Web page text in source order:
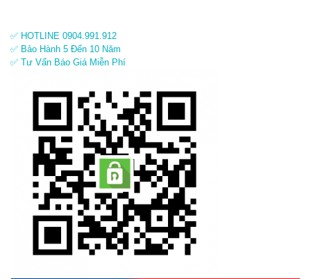
✅ HOTLINE 0904.991.912
✅ Bảo Hành 5 Đến 10 Năm
✅ Tư Vấn Báo Giá Miễn Phí